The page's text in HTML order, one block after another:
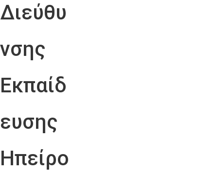
Διεύθυ
νσης
Εκπαίδ
ευσης
Ηπείρο